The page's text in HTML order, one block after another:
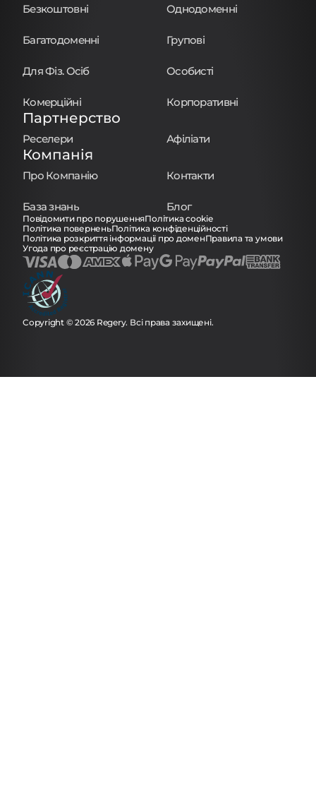
Безкоштовні Однодоменні
Багатодоменні Групові
Для Фіз. Осіб Особисті
Комерційні Корпоративні
Партнерство
Реселери Афіліати
Компанія
Про Компанію Контакти
База знань Блог
Повідомити про порушенняПолітика cookie
Політика поверненьПолітика конфіденційності
Політика розкриття інформації про доменПравила та умови
Угода про реєстрацію домену
Copyright © 2026 Regery. Всі права захищені.